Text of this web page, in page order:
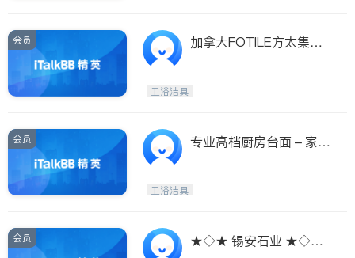
会员
加拿大FOTILE方太集团
卫浴洁具
会员
专业高档厨房台面 – 家意
卫浴洁具
会员
★◇★ 锡安石业 ★◇★